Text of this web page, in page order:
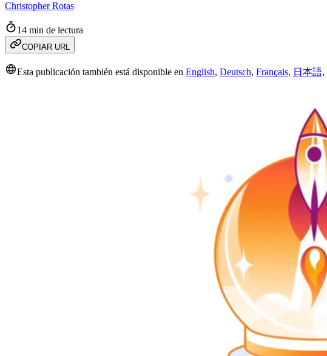
Christopher Rotas
14 min de lectura
COPIAR URL
Esta publicación también está disponible en English, Deutsch, Français, 日本語,